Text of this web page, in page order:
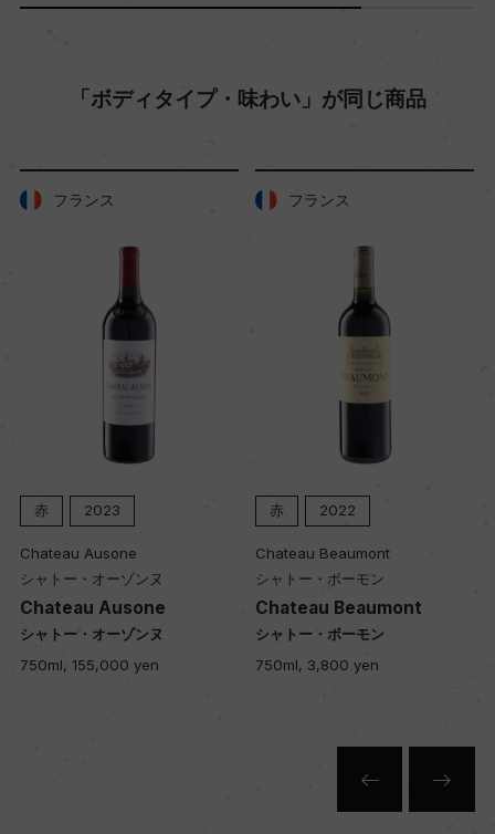
格付
キャップの仕様
「ボディタイプ・味わい」が同じ商品
フランス
赤 2023
Chateau Ausone
シャトー・オーゾンヌ
Chateau Ausone
シャトー・オーゾンヌ
750ml, 155,000 yen
フランス
赤 2022
Chateau Beaumont
シャトー・ボーモン
Chateau Beaumont
シャトー・ボーモン
750ml, 3,800 yen